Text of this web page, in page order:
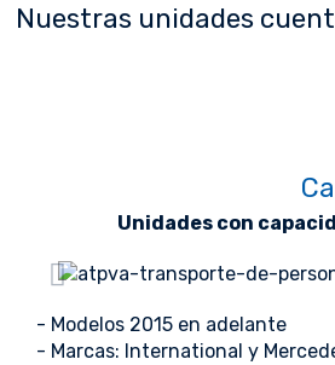
Nuestras unidades
Unidades con
- Modelos 2015 en adelante
- Marcas: International y